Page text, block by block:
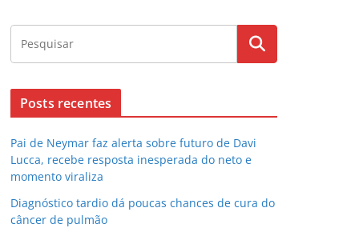
Posts recentes
Pai de Neymar faz alerta sobre futuro de Davi
Lucca, recebe resposta inesperada do neto e
momento viraliza
Diagnóstico tardio dá poucas chances de cura do
câncer de pulmão